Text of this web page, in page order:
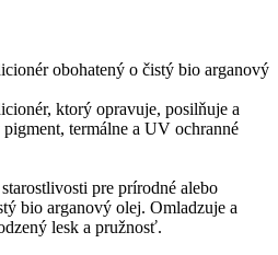
obohatený o čistý bio arganový
ktorý opravuje, posilňuje a
termálne a UV ochranné
pre prírodné alebo
bio arganový olej. Omladzuje a
lesk a pružnosť.